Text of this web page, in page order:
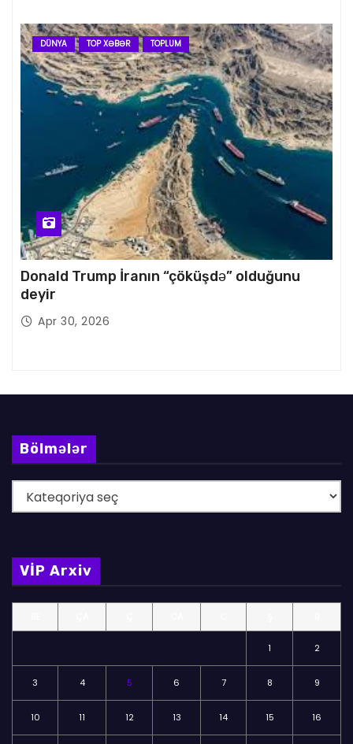
DÜNYA TOP XƏBƏR TOPLUM
Donald Trump İranın “çöküşdə” olduğunu
deyir
Apr 30, 2026
Bölmələr
ö
m
l
VİP Arxiv
1 2
3 4 5 6 7 8 9
10 11 12 13 14 15 16